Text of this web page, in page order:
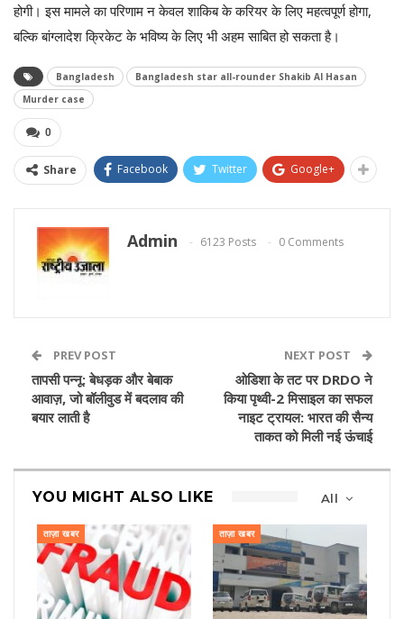
होगी। इस मामले का परिणाम न केवल शाकिब के करियर के लिए महत्वपूर्ण होगा,
बल्कि बांग्लादेश क्रिकेट के भविष्य के लिए भी अहम साबित हो सकता है।
Bangladesh
Bangladesh star all-rounder Shakib Al Hasan
Murder case
0
Share Facebook Twitter Google+
Admin 6123 Posts 0 Comments
PREV POST
तापसी पन्नू: बेधड़क और बेबाक
आवाज़, जो बॉलीवुड में बदलाव की
बयार लाती है
NEXT POST
ओडिशा के तट पर DRDO ने
किया पृथ्वी-2 मिसाइल का सफल
नाइट ट्रायल: भारत की सैन्य
ताकत को मिली नई ऊंचाई
All
YOU MIGHT ALSO LIKE
ताज़ा खबर ताज़ा खबर